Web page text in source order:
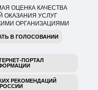
ОЦЕНКА КАЧЕСТВА
ОКАЗАНИЯ УСЛУГ
ОРГАНИЗАЦИЯМИ
В ГОЛОСОВАНИИ
ПОРТАЛ
РЕКОМЕНДАЦИЙ